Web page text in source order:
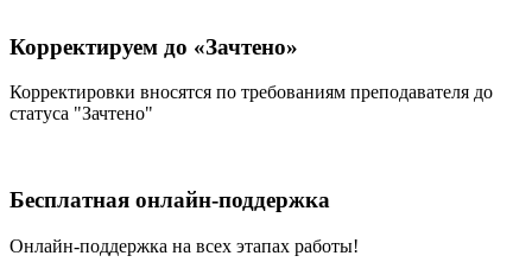
Корректируем до «Зачтено»
Корректировки вносятся по требованиям преподавателя до
статуса "Зачтено"
Бесплатная онлайн-поддержка
Онлайн-поддержка на всех этапах работы!